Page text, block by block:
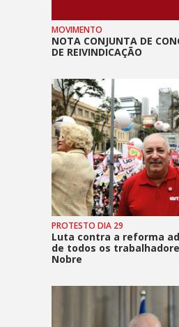
MOVIMENTO
NOTA CONJUNTA DE
DE REIVINDICAÇÃO
PROTESTO DIA 29
Luta contra a reforma
de todos os
Nobre